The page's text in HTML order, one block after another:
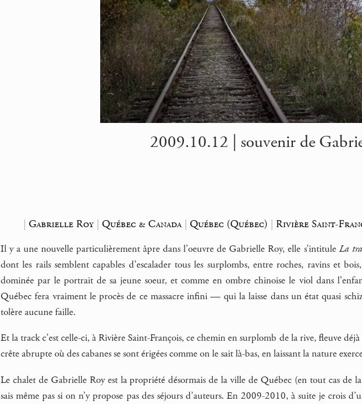
2009.10.12 | souvenir de
|Gabrielle Roy |Québec & Canada|Québec (Québec) |Rivière Saint-
Il y a une nouvelle particulièrement âpre dans l’oeuvre de Gabrielle Roy, elle s’intitule La
dont les rails semblent capables d’escalader tous les surplombs, entre roches, ravins et
dominée par le portrait de sa jeune soeur, et comme en ombre chinoise le viol dans
Québec fera vraiment le procès de ce massacre infini — qui la laisse dans un état quasi
tolère aucune faille.
Et la track c’est celle-ci, à Rivière Saint-François, ce chemin en surplomb de la rive, fleuve
crête abrupte où des cabanes se sont érigées comme on le sait là-bas, en laissant la nature
Le chalet de Gabrielle Roy est la propriété désormais de la ville de Québec (en tout cas de
sais même pas si on n’y propose pas des séjours d’auteurs. En 2009-2010, à suite je crois